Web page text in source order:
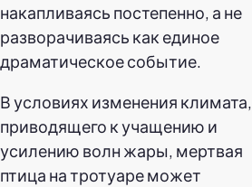
накапливаясь постепенно, а не
разворачиваясь как единое
драматическое событие.
В условиях изменения климата,
приводящего к учащению и
усилению волн жары, мертвая
птица на тротуаре может